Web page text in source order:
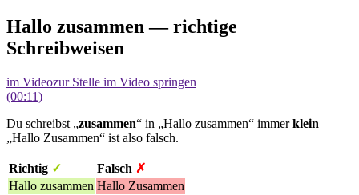
Hallo zusammen — richtige
Schreibweisen
im Videozur Stelle im Video springen
(00:11)
Du schreibst „zusammen“ in „Hallo zusammen“ immerklein —
„Hallo Zusammen“ ist also falsch.
Richtig ✓ Falsch ✗
Hallo zusammen Hallo Zusammen